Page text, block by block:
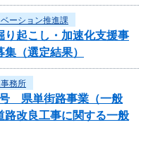
ーション推進課
り起こし・加速化支援事
（選定結果）
務所
号 県単街路事業（一般
路改良工事に関する一般